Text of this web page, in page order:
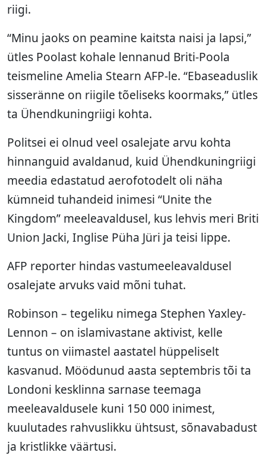
riigi.
“Minu jaoks on peamine kaitsta naisi ja lapsi,”
ütles Poolast kohale lennanud Briti-Poola
teismeline Amelia Stearn AFP-le. “Ebaseaduslik
sisseränne on riigile tõeliseks koormaks,” ütles
ta Ühendkuningriigi kohta.
Politsei ei olnud veel osalejate arvu kohta
hinnanguid avaldanud, kuid Ühendkuningriigi
meedia edastatud aerofotodelt oli näha
kümneid tuhandeid inimesi “Unite the
Kingdom” meeleavaldusel, kus lehvis meri Briti
Union Jacki, Inglise Püha Jüri ja teisi lippe.
AFP reporter hindas vastumeeleavaldusel
osalejate arvuks vaid mõni tuhat.
Robinson – tegeliku nimega Stephen Yaxley-
Lennon – on islamivastane aktivist, kelle
tuntus on viimastel aastatel hüppeliselt
kasvanud. Möödunud aasta septembris tõi ta
Londoni kesklinna sarnase teemaga
meeleavaldusele kuni 150 000 inimest,
kuulutades rahvuslikku ühtsust, sõnavabadust
ja kristlikke väärtusi.